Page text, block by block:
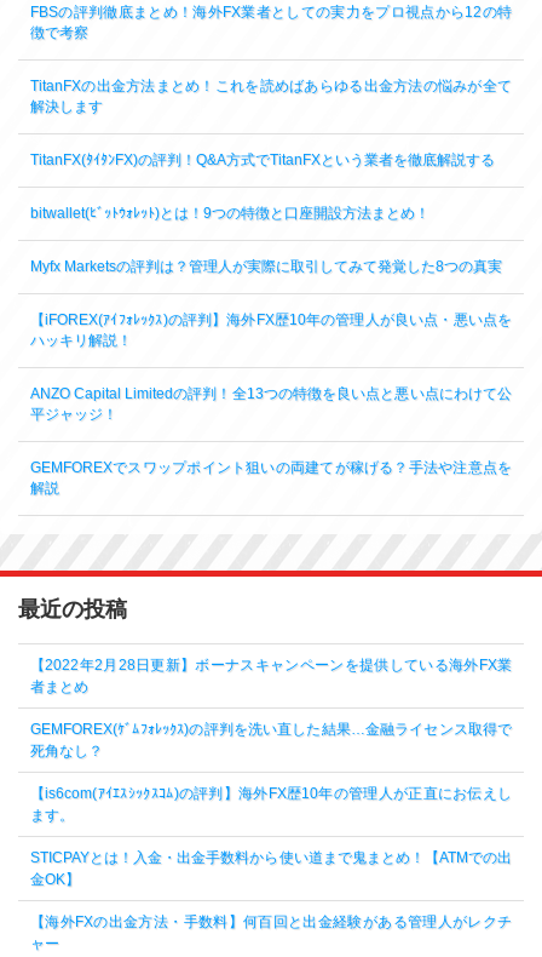
FBSの評判徹底まとめ！海外FX業者としての実力をプロ視点から12の特
徴で考察
TitanFXの出金方法まとめ！これを読めばあらゆる出金方法の悩みが全て
解決します
TitanFX(ﾀｲﾀﾝFX)の評判！Q&A方式でTitanFXという業者を徹底解説する
bitwallet(ﾋﾞｯﾄｳｫﾚｯﾄ)とは！9つの特徴と口座開設方法まとめ！
Myfx Marketsの評判は？管理人が実際に取引してみて発覚した8つの真実
【iFOREX(ｱｲﾌｫﾚｯｸｽ)の評判】海外FX歴10年の管理人が良い点・悪い点を
ハッキリ解説！
ANZO Capital Limitedの評判！全13つの特徴を良い点と悪い点にわけて公
平ジャッジ！
GEMFOREXでスワップポイント狙いの両建てが稼げる？手法や注意点を
解説
最近の投稿
【2022年2月28日更新】ボーナスキャンペーンを提供している海外FX業
者まとめ
GEMFOREX(ｹﾞﾑﾌｫﾚｯｸｽ)の評判を洗い直した結果…金融ライセンス取得で
死角なし？
【is6com(ｱｲｴｽｼｯｸｽｺﾑ)の評判】海外FX歴10年の管理人が正直にお伝えし
ます。
STICPAYとは！入金・出金手数料から使い道まで鬼まとめ！【ATMでの出
金OK】
【海外FXの出金方法・手数料】何百回と出金経験がある管理人がレクチ
ャー